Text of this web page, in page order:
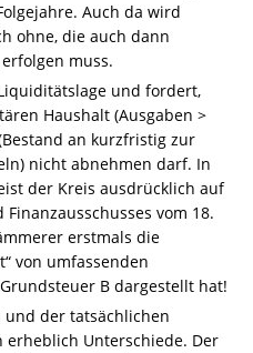
Auch da wird
ohne, die auch dann
muss.
und fordert,
Haushalt (Ausgaben >
an kurzfristig zur
nicht abnehmen darf. In
der Kreis ausdrücklich auf
vom 18.
erstmals die
von umfassenden
B dargestellt hat!
und der tatsächlichen
erheblich Unterschiede. Der